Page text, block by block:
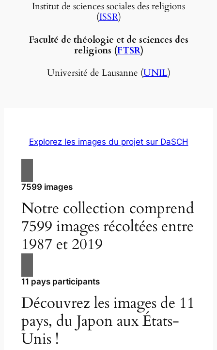
Institut de sciences sociales des religions
(ISSR)
Faculté de théologie et de sciences des
religions (FTSR)
Université de Lausanne (UNIL)
Explorez les images du projet sur DaSCH
7599 images
Notre collection comprend
7599 images récoltées entre
1987 et 2019
11 pays participants
Découvrez les images de 11
pays, du Japon aux États-
Unis !